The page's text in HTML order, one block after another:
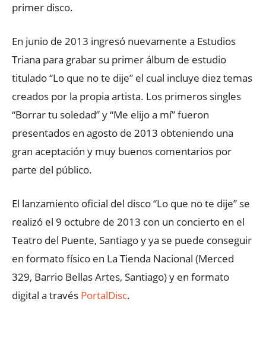
primer disco.
En junio de 2013 ingresó nuevamente a Estudios
Triana para grabar su primer álbum de estudio
titulado “Lo que no te dije” el cual incluye diez temas
creados por la propia artista. Los primeros singles
“Borrar tu soledad” y “Me elijo a mí” fueron
presentados en agosto de 2013 obteniendo una
gran aceptación y muy buenos comentarios por
parte del público.
El lanzamiento oficial del disco “Lo que no te dije” se
realizó el 9 octubre de 2013 con un concierto en el
Teatro del Puente, Santiago y ya se puede conseguir
en formato físico en La Tienda Nacional (Merced
329, Barrio Bellas Artes, Santiago) y en formato
digital a través PortalDisc.